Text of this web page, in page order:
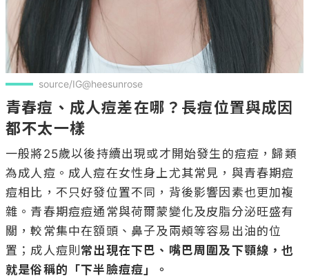
source/IG@heesunrose
青春痘、成人痘差在哪？長痘位置與成因
都不太一樣
一般將25歲以後持續出現或才開始發生的痘痘，歸類
為成人痘。成人痘在女性身上尤其常見，與青春期痘
痘相比，不只好發位置不同，背後影響因素也更加複
雜。青春期痘痘通常與荷爾蒙變化及皮脂分泌旺盛有
關，較常集中在額頭、鼻子及兩頰等容易出油的位
置；成人痘則 常出現在下巴、嘴巴周圍及下顎線，也
就是俗稱的「下半臉痘痘」。